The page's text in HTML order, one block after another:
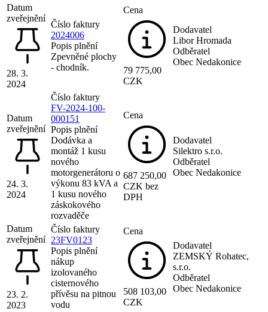
Datum
zveřejnění
28. 3.
2024
Číslo faktury
2024006
Popis plnění
Zpevněné plochy
- chodník.
Cena
79 775,00
CZK
Dodavatel
Libor Hromada
Odběratel
Obec Nedakonice
Datum
zveřejnění
24. 3.
2024
Číslo faktury
FV-2024-100-
000151
Popis plnění
Dodávka a
montáž 1 kusu
nového
motorgenerátoru o
výkonu 83 kVA a
1 kusu nového
záskokového
rozvaděče
Cena
687 250,00
CZK bez
DPH
Dodavatel
Silektro s.r.o.
Odběratel
Obec Nedakonice
Datum
zveřejnění
23. 2.
2023
Číslo faktury
23FV0123
Popis plnění
nákup
izolovaného
cisternového
přívěsu na pitnou
vodu
Cena
508 103,00
CZK
Dodavatel
ZEMSKÝ Rohatec,
s.r.o.
Odběratel
Obec Nedakonice